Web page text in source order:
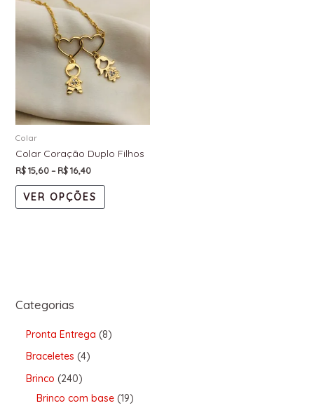
Categorias
Pronta Entrega 8
Braceletes 4
Brinco 240
Brinco com base 19
Colar
Colar Coração Duplo Filhos
R$15,60–R$16,40
VER OPÇÕES